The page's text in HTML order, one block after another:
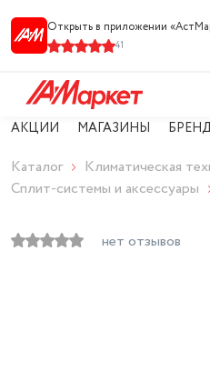
Открыть в приложении
41
АКЦИИ МАГАЗИНЫ
Каталог
Климатическая
Сплит-системы и аксессуары
нет отзывов